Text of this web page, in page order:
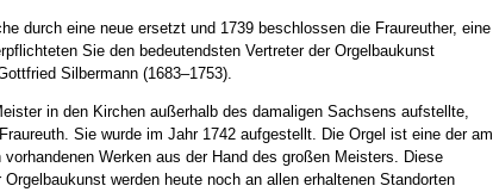
durch eine neue ersetzt und 1739 beschlossen die Fraureuther, eine
Sie den bedeutendsten Vertreter der Orgelbaukunst
Silbermann (1683–1753).
in den Kirchen außerhalb des damaligen Sachsens aufstellte,
Sie wurde im Jahr 1742 aufgestellt. Die Orgel ist eine der am
Werken aus der Hand des großen Meisters. Diese
werden heute noch an allen erhaltenen Standorten